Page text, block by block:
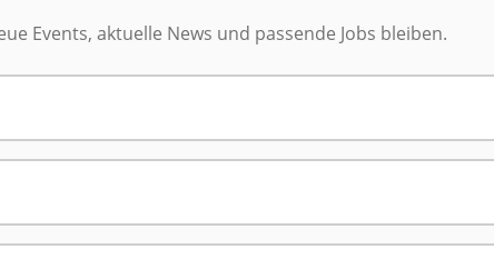
Events, aktuelle News und passende Jobs bleiben.